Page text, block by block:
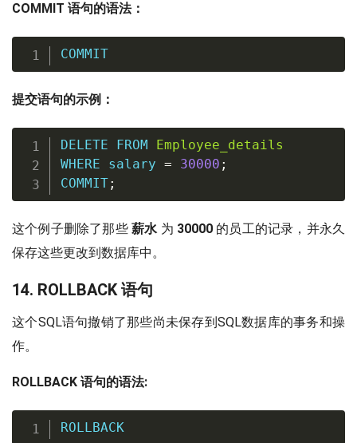
COMMIT 语句的语法：
COMMIT
提交语句的示例：
DELETE FROM
Employee_details
WHERE salary = 30000 ;
COMMIT;
这个例子删除了那些 薪水为 30000 的员工的记录，并永久
保存这些更改到数据库中。
14. ROLLBACK 语句
这个SQL语句撤销了那些尚未保存到SQL数据库的事务和操
作。
ROLLBACK 语句的语法:
ROLLBACK